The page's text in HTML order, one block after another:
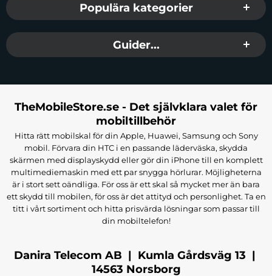
Populära kategorier
Guider...
TheMobileStore.se - Det självklara valet för
mobiltillbehör
Hitta rätt mobilskal för din Apple, Huawei, Samsung och Sony
mobil. Förvara din HTC i en passande läderväska, skydda
skärmen med displayskydd eller gör din iPhone till en komplett
multimediemaskin med ett par snygga hörlurar. Möjligheterna
är i stort sett oändliga. För oss är ett skal så mycket mer än bara
ett skydd till mobilen, för oss är det attityd och personlighet. Ta en
titt i vårt sortiment och hitta prisvärda lösningar som passar till
din mobiltelefon!
Danira Telecom AB | Kumla Gårdsväg 13 |
14563 Norsborg